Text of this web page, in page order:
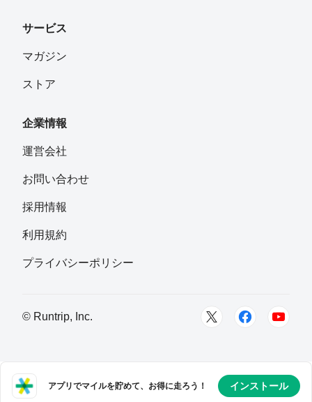
サービス
マガジン
ストア
企業情報
運営会社
お問い合わせ
採用情報
利用規約
プライバシーポリシー
© Runtrip, Inc.
アプリでマイルを貯めて、お得に走ろう！ インストール